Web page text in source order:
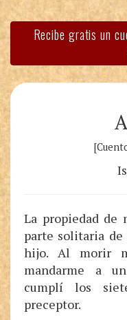
Recibe gratis un
La propiedad de
parte solitaria de
hijo. Al morir
mandarme a
cumplí los
preceptor.